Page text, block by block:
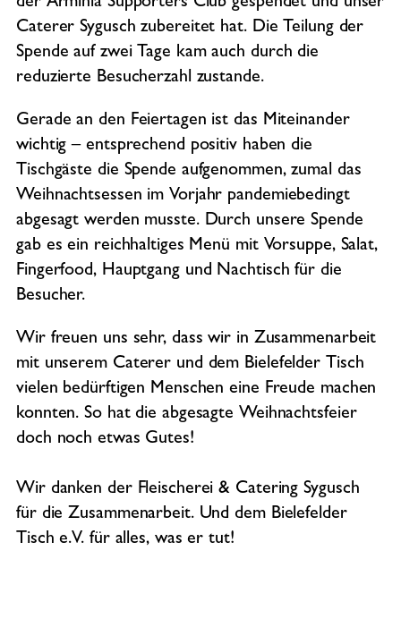
Caterer Sygusch zubereitet hat. Die Teilung der
Spende auf zwei Tage kam auch durch die
reduzierte Besucherzahl zustande.
Gerade an den Feiertagen ist das Miteinander
wichtig – entsprechend positiv haben die
Tischgäste die Spende aufgenommen, zumal das
Weihnachtsessen im Vorjahr pandemiebedingt
abgesagt werden musste. Durch unsere Spende
gab es ein reichhaltiges Menü mit Vorsuppe, Salat,
Fingerfood, Hauptgang und Nachtisch für die
Besucher.
Wir freuen uns sehr, dass wir in Zusammenarbeit
mit unserem Caterer und dem Bielefelder Tisch
vielen bedürftigen Menschen eine Freude machen
konnten. So hat die abgesagte Weihnachtsfeier
doch noch etwas Gutes!
Wir danken der Fleischerei & Catering Sygusch
für die Zusammenarbeit. Und dem Bielefelder
Tisch e.V. für alles, was er tut!